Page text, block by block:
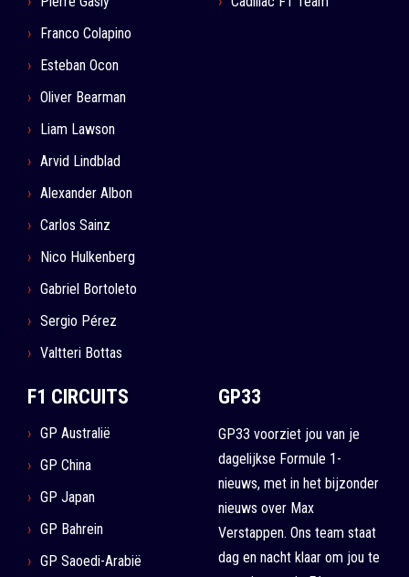
Franco Colapino
Esteban Ocon
Oliver Bearman
Liam Lawson
Arvid Lindblad
Alexander Albon
Carlos Sainz
Nico Hulkenberg
Gabriel Bortoleto
Sergio Pérez
Valtteri Bottas
F1 CIRCUITS
GP Australië
GP China
GP Japan
GP Bahrein
GP Saoedi-Arabië
GP33
GP33 voorziet jou van je
dagelijkse Formule 1-
nieuws, met in het bijzonder
nieuws over Max
Verstappen. Ons team staat
dag en nacht klaar om jou te